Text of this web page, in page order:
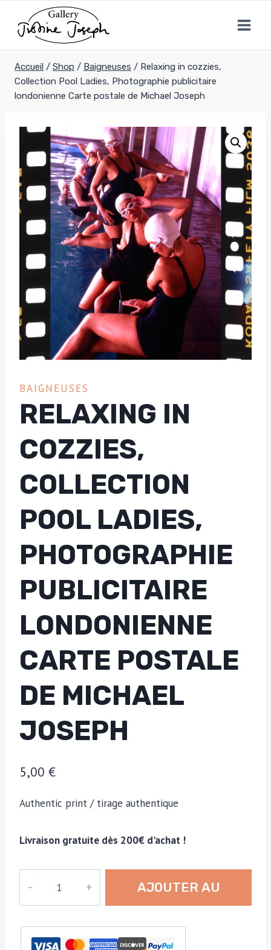
contenu
Accueil / Shop / Baigneuses / Relaxing in cozzies,
Collection Pool Ladies, Photographie publicitaire
londonienne Carte postale de Michael Joseph
BAIGNEUSES
RELAXING IN
COZZIES,
COLLECTION
POOL LADIES,
PHOTOGRAPHIE
PUBLICITAIRE
LONDONIENNE
CARTE POSTALE
DE MICHAEL
JOSEPH
5,00 €
Authentic print / tirage authentique
Livraison gratuite dès 200€ d'achat !
Relaxing
in
cozzies,
AJOUTER AU
PANIER